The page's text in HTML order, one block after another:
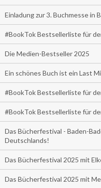
Einladung zur 3. Buchmesse in
#BookTok Bestsellerliste für
Die Medien-Bestseller 2025
Ein schönes Buch ist ein Last
#BookTok Bestsellerliste für
#BookTok Bestsellerliste für
Das Bücherfestival - Baden-
Deutschlands!
Das Bücherfestival 2025 mit
Das Bücherfestival 2025 mit